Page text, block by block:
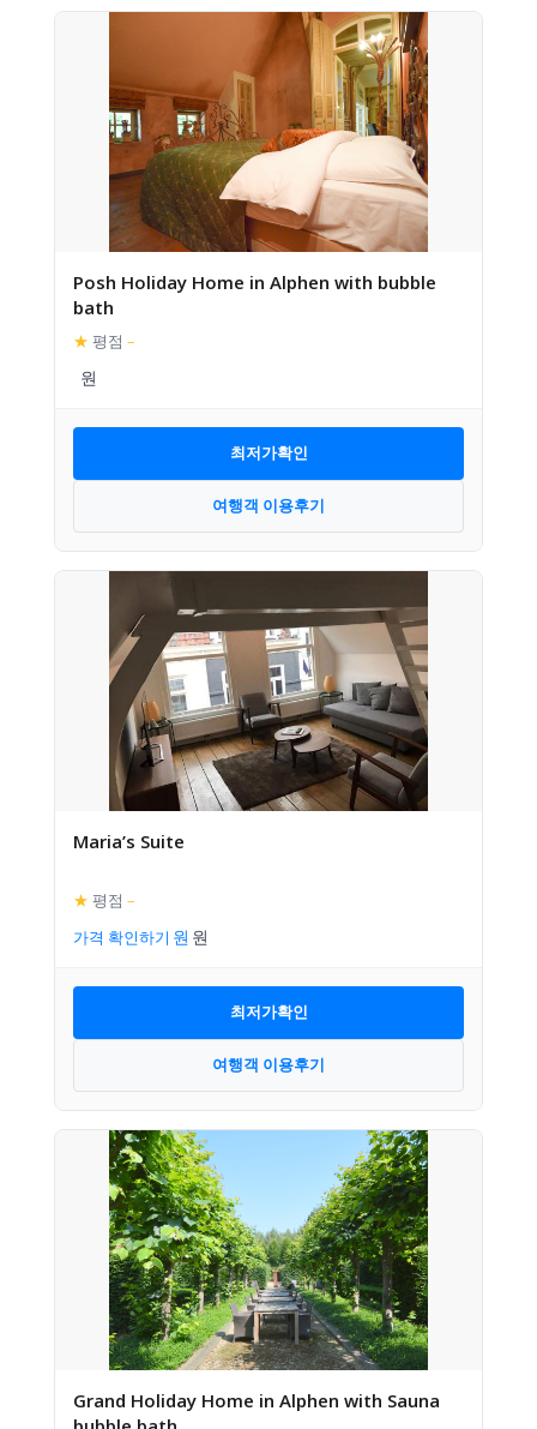
Posh Holiday Home in Alphen with bubble
bath
★ 평점 –
최저가확인
여행객 이용후기
Maria’s Suite
★ 평점 –
가격 확인하기
최저가확인
여행객 이용후기
Grand Holiday Home in Alphen with Sauna